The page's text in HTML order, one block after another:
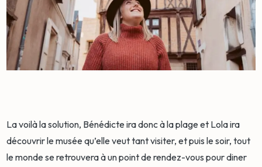
La voilà la solution, Bénédicte ira donc à la plage et Lola ira
découvrir le musée qu’elle veut tant visiter, et puis le soir, tout
le monde se retrouvera à un point de rendez-vous pour diner